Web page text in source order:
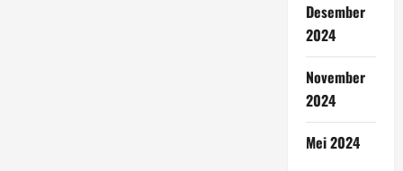
Desember
2024
November
2024
Mei 2024